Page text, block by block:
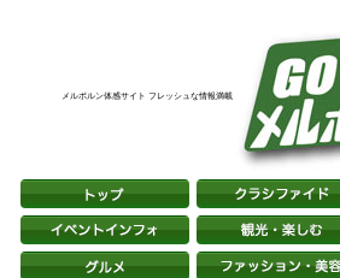
メルボルン体感サイト フレッシュな情報満載